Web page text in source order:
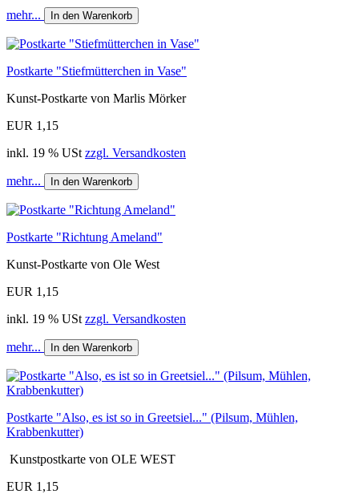
mehr... In den Warenkorb
Postkarte "Stiefmütterchen in Vase"
Kunst-Postkarte von Marlis Mörker
EUR 1,15
inkl. 19 % USt zzgl. Versandkosten
mehr... In den Warenkorb
Postkarte "Richtung Ameland"
Kunst-Postkarte von Ole West
EUR 1,15
inkl. 19 % USt zzgl. Versandkosten
mehr... In den Warenkorb
Postkarte "Also, es ist so in Greetsiel..." (Pilsum, Mühlen,
Krabbenkutter)
Kunstpostkarte von OLE WEST
EUR 1,15